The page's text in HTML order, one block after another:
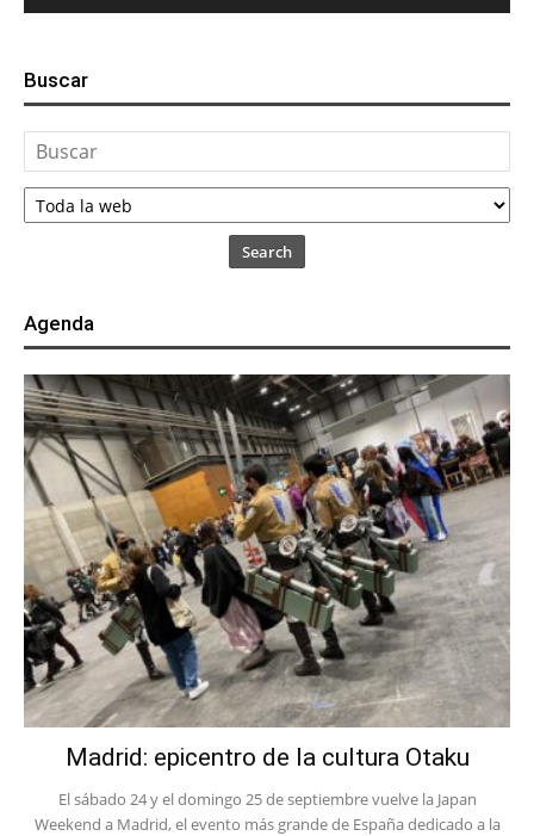
Buscar
Search
Agenda
Madrid: epicentro de la cultura Otaku
El sábado 24 y el domingo 25 de septiembre vuelve la Japan
Weekend a Madrid, el evento más grande de España dedicado a la